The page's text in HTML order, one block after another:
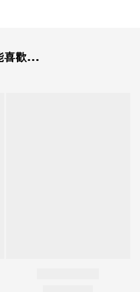
喜歡...